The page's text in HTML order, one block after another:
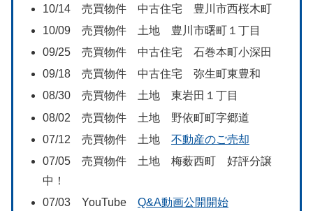
10/14 売買物件 中古住宅 豊川市西桜木町
10/09 売買物件 土地 豊川市曙町１丁目
09/25 売買物件 中古住宅 石巻本町小深田
09/18 売買物件 中古住宅 弥生町東豊和
08/30 売買物件 土地 東岩田１丁目
08/02 売買物件 土地 野依町町字郷道
07/12 売買物件 土地 不動産のご売却
07/05 売買物件 土地 梅薮西町 好評分譲
中！
07/03 YouTube Q&A動画公開開始